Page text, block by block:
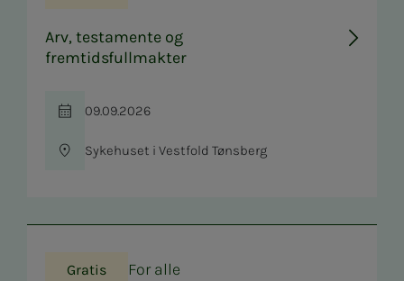
Arv, testamente og
fremtidsfullmakter
Tid
09.09.2026
Sted
Sykehuset i Vestfold Tønsberg
Gratis For alle